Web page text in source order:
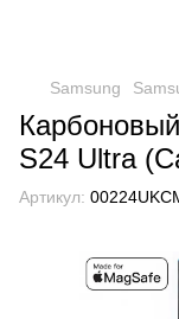
Samsung
S24 Ultra
Артикул: